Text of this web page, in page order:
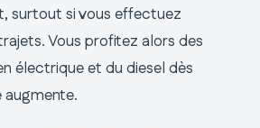
surtout si vous effectuez
Vous profitez alors des
électrique et du diesel dès